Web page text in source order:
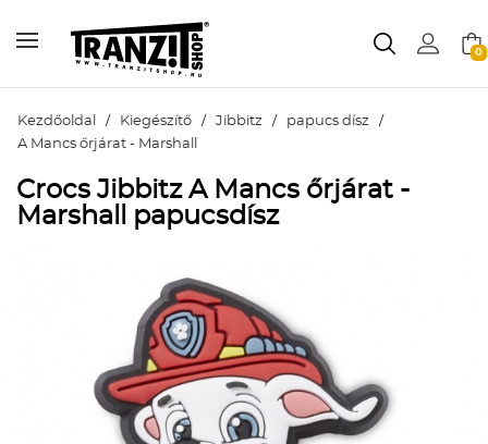
0
Kezdőoldal / Kiegészítő / Jibbitz / papucs dísz /
A Mancs őrjárat - Marshall
Crocs Jibbitz A Mancs őrjárat -
Marshall papucsdísz